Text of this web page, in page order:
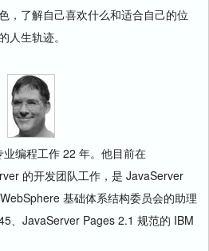
了解自己喜欢什么和适合自己的位
人生轨迹。
业编程工作 22 年。他目前在
的开发团队工作，是 JavaServer
基础体系结构委员会的助理
、JavaServer Pages 2.1 规范的 IBM